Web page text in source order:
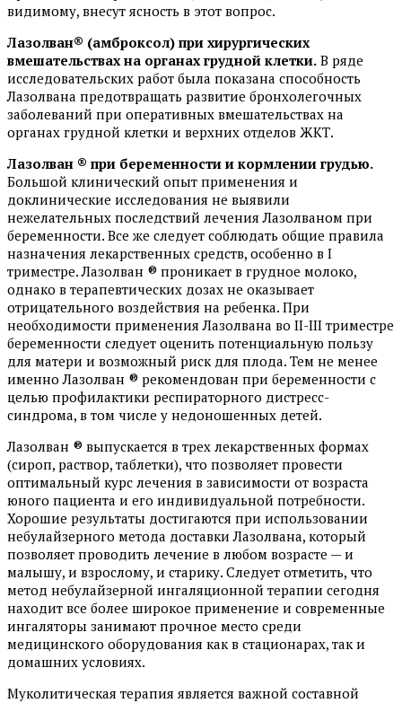
видимому, внесут ясность в этот вопрос.
Лазолван® (амброксол) при хирургических
вмешательствах на органах грудной клетки. В ряде
исследовательских работ была показана способность
Лазолвана предотвращать развитие бронхолегочных
заболеваний при оперативных вмешательствах на
органах грудной клетки и верхних отделов ЖКТ.
Лазолван ® при беременности и кормлении грудью.
Большой клинический опыт применения и
доклинические исследования не выявили
нежелательных последствий лечения Лазолваном при
беременности. Все же следует соблюдать общие правила
назначения лекарственных средств, особенно в I
триместре. Лазолван ® проникает в грудное молоко,
однако в терапевтических дозах не оказывает
отрицательного воздействия на ребенка. При
необходимости применения Лазолвана во II-III триместре
беременности следует оценить потенциальную пользу
для матери и возможный риск для плода. Тем не менее
именно Лазолван ® рекомендован при беременности с
целью профилактики респираторного дистресс-
синдрома, в том числе у недоношенных детей.
Лазолван ® выпускается в трех лекарственных формах
(сироп, раствор, таблетки), что позволяет провести
оптимальный курс лечения в зависимости от возраста
юного пациента и его индивидуальной потребности.
Хорошие результаты достигаются при использовании
небулайзерного метода доставки Лазолвана, который
позволяет проводить лечение в любом возрасте — и
малышу, и взрослому, и старику. Следует отметить, что
метод небулайзерной ингаляционной терапии сегодня
находит все более широкое применение и современные
ингаляторы занимают прочное место среди
медицинского оборудования как в стационарах, так и
домашних условиях.
Муколитическая терапия является важной составной